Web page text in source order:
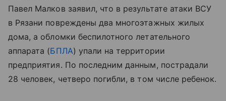
Павел Малков заявил, что в результате атаки ВСУ
в Рязани повреждены два многоэтажных жилых
дома, а обломки беспилотного летательного
аппарата (БПЛА) упали на территории
предприятия. По последним данным, пострадали
28 человек, четверо погибли, в том числе ребенок.